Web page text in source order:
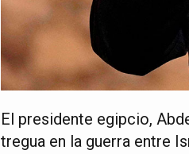
El presidente egipcio,
tregua en la guerra entre